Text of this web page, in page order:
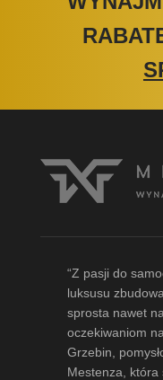
“Z pasji do
luksusu
sprosta nawet
oczekiwaniom
Grzebin ,
Mestenza, która